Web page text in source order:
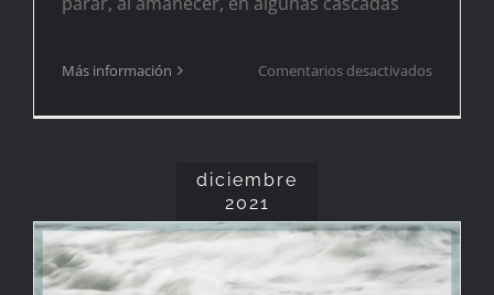
Más información Comentarios desactivadosen
diciembre
2021